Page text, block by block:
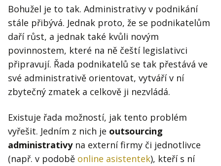
Inzerce
O mně
Přihlášení
Kontakt
Obchodní podmínky
Hledaná fráze
Bohužel je to tak. Administrativy v podnikání
stále přibývá. Jednak proto, že se podnikatelům
daří růst, a jednak také kvůli novým
povinnostem, které na ně čeští legislativci
připravují. Řada podnikatelů se tak přestává ve
své administrativě orientovat, vytváří v ní
zbytečný zmatek a celkově ji nezvládá.
Existuje řada možností, jak tento problém
vyřešit. Jedním z nich je outsourcing
administrativyna externí firmy či jednotlivce
(např. v podobě online asistentek), kteří s ní